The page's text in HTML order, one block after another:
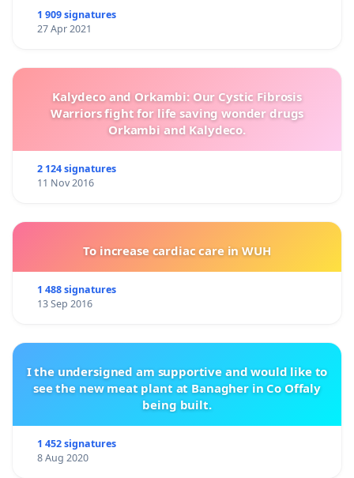
1 909 signatures
27 Apr 2021
Kalydeco and Orkambi: Our Cystic Fibrosis
Warriors fight for life saving wonder drugs
Orkambi and Kalydeco.
2 124 signatures
11 Nov 2016
To increase cardiac care in WUH
1 488 signatures
13 Sep 2016
I the undersigned am supportive and would like to
see the new meat plant at Banagher in Co Offaly
being built.
1 452 signatures
8 Aug 2020